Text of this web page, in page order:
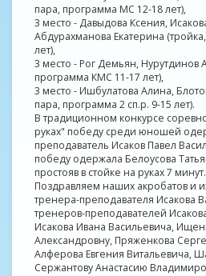
пара, программа МС 12-18 лет),
3 место - Давыдова Ксения,
Абдурахманова Екатерина
лет),
3 место - Рог Демьян, Нурутдинов
программа КМС 11-17 лет),
3 место - Ишбулатова Алина,
пара, программа 2 сп.р. 9-15 лет).
В традиционном конкурсе
руках" победу среди юношей
преподаватель Исаков Павел
победу одержала Белоусова
простояв в стойке на руках 7 минут.
Поздравляем наших акробатов и
тренера-преподавателя Исакова
тренеров-преподавателей
Исакова Ивана Васильевича,
Александровну, Пряженкова
Алферова Евгения Витальевича,
Сержантову Анастасию